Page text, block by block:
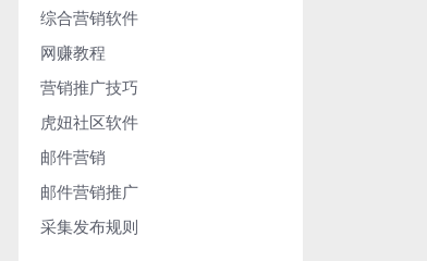
综合营销软件
网赚教程
营销推广技巧
虎妞社区软件
邮件营销
邮件营销推广
采集发布规则